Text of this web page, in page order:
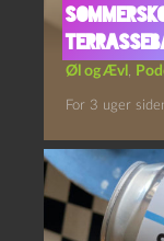
Øl og Ævl ,
For 3 uger